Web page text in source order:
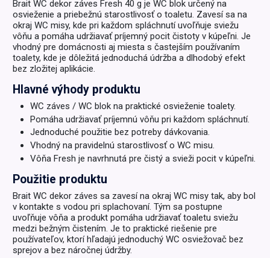
Brait WC dekor záves Fresh 40 g je WC blok určený na
osvieženie a priebežnú starostlivosť o toaletu. Zavesí sa na
okraj WC misy, kde pri každom spláchnutí uvoľňuje sviežu
vôňu a pomáha udržiavať príjemný pocit čistoty v kúpeľni. Je
vhodný pre domácnosti aj miesta s častejším používaním
toalety, kde je dôležitá jednoduchá údržba a dlhodobý efekt
bez zložitej aplikácie.
Hlavné výhody produktu
WC záves / WC blok na praktické osvieženie toalety.
Pomáha udržiavať príjemnú vôňu pri každom spláchnutí.
Jednoduché použitie bez potreby dávkovania.
Vhodný na pravidelnú starostlivosť o WC misu.
Vôňa Fresh je navrhnutá pre čistý a svieži pocit v kúpeľni.
Použitie produktu
Brait WC dekor záves sa zavesí na okraj WC misy tak, aby bol
v kontakte s vodou pri splachovaní. Tým sa postupne
uvoľňuje vôňa a produkt pomáha udržiavať toaletu sviežu
medzi bežným čistením. Je to praktické riešenie pre
používateľov, ktorí hľadajú jednoduchý WC osviežovač bez
sprejov a bez náročnej údržby.